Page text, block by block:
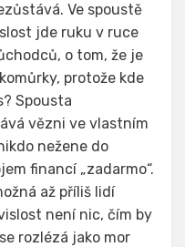
Ve spoustě
jde ruku v ruce
o tom, že je
protože kde
Spousta
vězni ve vlastním
nežene do
financí „zadarmo“.
až příliš lidí
není nic, čím by
rozlézá jako mor